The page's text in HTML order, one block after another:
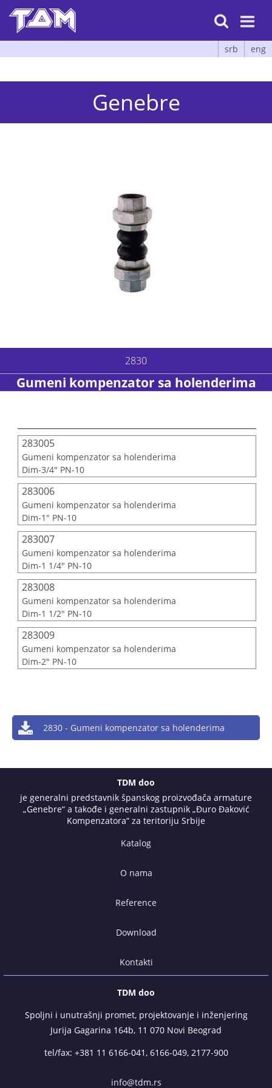

srb eng
Genebre
2830
Gumeni kompenzator sa holenderima
283005
Gumeni kompenzator sa holenderima
Dim-3/4" PN-10
283006
Gumeni kompenzator sa holenderima
Dim-1" PN-10
283007
Gumeni kompenzator sa holenderima
Dim-1 1/4" PN-10
283008
Gumeni kompenzator sa holenderima
Dim-1 1/2" PN-10
283009
Gumeni kompenzator sa holenderima
Dim-2" PN-10
2830 - Gumeni kompenzator sa holenderima
TDM doo
je generalni predstavnik španskog proizvođača armature
„Genebre“ a takođe i generalni zastupnik „Đuro Đaković
Kompenzatora“ za teritoriju Srbije
Katalog
O nama
Reference
Download
Kontakti
TDM doo
Spoljni i unutrašnji promet, projektovanje i inženjering
Jurija Gagarina 164b, 11 070 Novi Beograd
tel/fax: +381 11 6166-041 , 6166-049, 2177-900
info@tdm.rs